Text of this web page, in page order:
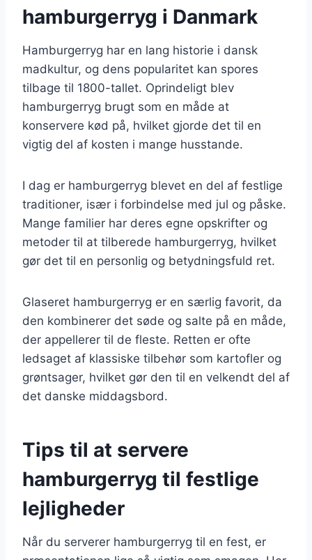
hamburgerryg i Danmark
Hamburgerryg har en lang historie i dansk
madkultur, og dens popularitet kan spores
tilbage til 1800-tallet. Oprindeligt blev
hamburgerryg brugt som en måde at
konservere kød på, hvilket gjorde det til en
vigtig del af kosten i mange husstande.
I dag er hamburgerryg blevet en del af festlige
traditioner, især i forbindelse med jul og påske.
Mange familier har deres egne opskrifter og
metoder til at tilberede hamburgerryg, hvilket
gør det til en personlig og betydningsfuld ret.
Glaseret hamburgerryg er en særlig favorit, da
den kombinerer det søde og salte på en måde,
der appellerer til de fleste. Retten er ofte
ledsaget af klassiske tilbehør som kartofler og
grøntsager, hvilket gør den til en velkendt del af
det danske middagsbord.
Tips til at servere
hamburgerryg til festlige
lejligheder
Når du serverer hamburgerryg til en fest, er